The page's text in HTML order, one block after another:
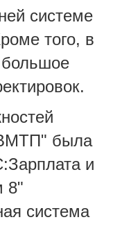
системе
того, в
была
и
8"
система